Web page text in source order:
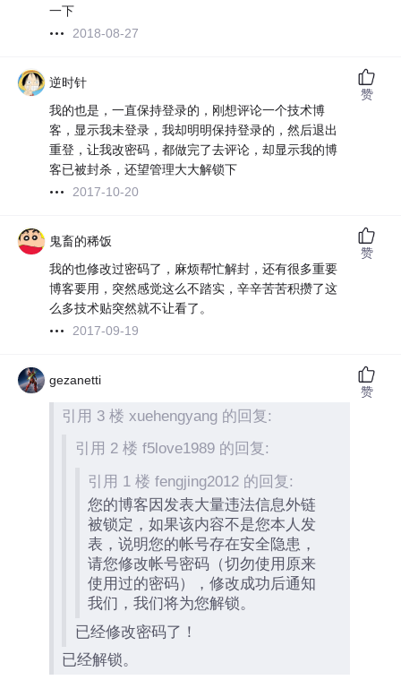
一下
2018-08-27
逆时针
我的也是，一直保持登录的，刚想评论一个技术博
客，显示我未登录，我却明明保持登录的，然后退出
重登，让我改密码，都做完了去评论，却显示我的博
客已被封杀，还望管理大大解锁下
2017-10-20
赞
鬼畜的稀饭
我的也修改过密码了，麻烦帮忙解封，还有很多重要
博客要用，突然感觉这么不踏实，辛辛苦苦积攒了这
么多技术贴突然就不让看了。
2017-09-19
赞
gezanetti
引用 3 楼 xuehengyang 的回复:
引用 2 楼 f5love1989 的回复:
引用 1 楼 fengjing2012 的回复:
您的博客因发表大量违法信息外链
被锁定，如果该内容不是您本人发
表，说明您的帐号存在安全隐患，
请您修改帐号密码（切勿使用原来
使用过的密码），修改成功后通知
我们，我们将为您解锁。
已经修改密码了！
已经解锁。
赞